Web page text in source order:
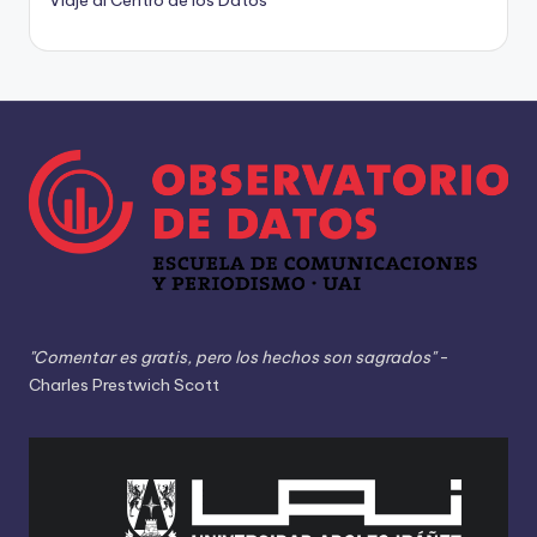
"Comentar es gratis, pero los hechos son sagrados"-
Charles Prestwich Scott